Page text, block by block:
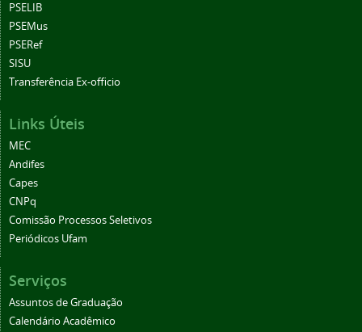
PSELIB
PSEMus
PSERef
SISU
Transferência Ex-officio
Links Úteis
MEC
Andifes
Capes
CNPq
Comissão Processos Seletivos
Periódicos Ufam
Serviços
Assuntos de Graduação
Calendário Acadêmico